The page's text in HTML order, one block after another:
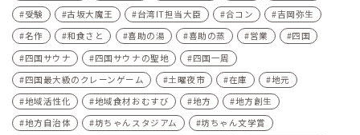
受験
古坂大魔王 台湾IT担当大臣 合コン
吉岡弥生
名作
和食さと 喜助の湯 喜助の蒸 営業
四国
四国サウナ
四国サウナの聖地
四国一周
四国最大級のクレーンゲーム
土曜夜市 在庫
地元
地域活性化
地域食材おむすび 地方
地方創生
地方自治体
坊ちゃんスタジアム
坊ちゃん文学賞